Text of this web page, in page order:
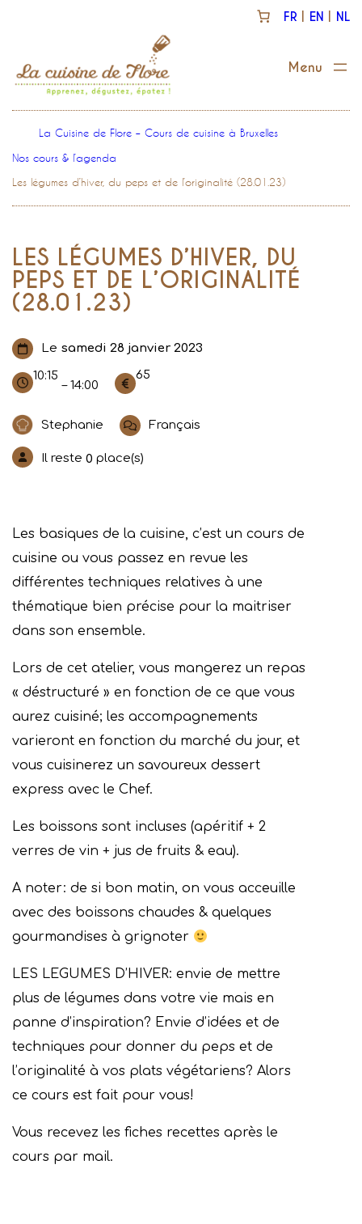
FR EN NL
La Cuisine de Flore – Cours de cuisine à Bruxelles
Nos cours & l’agenda
Les légumes d’hiver, du peps et de l’originalité (28.01.23)
LES LÉGUMES D’HIVER, DU
PEPS ET DE L’ORIGINALITÉ
(28.01.23)
Le samedi 28 janvier 2023
10:15
– 14:00
65
Stephanie Français
Il reste 0 place(s)
Les basiques de la cuisine, c’est un cours de
cuisine ou vous passez en revue les
différentes techniques relatives à une
thématique bien précise pour la maitriser
dans son ensemble.
Lors de cet atelier, vous mangerez un repas
« déstructuré » en fonction de ce que vous
aurez cuisiné; les accompagnements
varieront en fonction du marché du jour, et
vous cuisinerez un savoureux dessert
express avec le Chef.
Les boissons sont incluses (apéritif + 2
verres de vin + jus de fruits & eau).
A noter: de si bon matin, on vous acceuille
avec des boissons chaudes & quelques
gourmandises à grignoter
LES LEGUMES D’HIVER: envie de mettre
plus de légumes dans votre vie mais en
panne d’inspiration? Envie d’idées et de
techniques pour donner du peps et de
l’originalité à vos plats végétariens? Alors
ce cours est fait pour vous!
Vous recevez les fiches recettes après le
cours par mail.